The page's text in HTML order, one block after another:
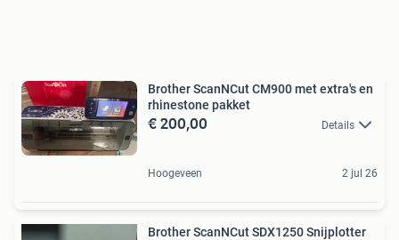
Brother ScanNCut CM900 met extra's en
rhinestone pakket
€ 200,00 Details
Hoogeveen 2 jul 26
Brother ScanNCut SDX1250 Snijplotter